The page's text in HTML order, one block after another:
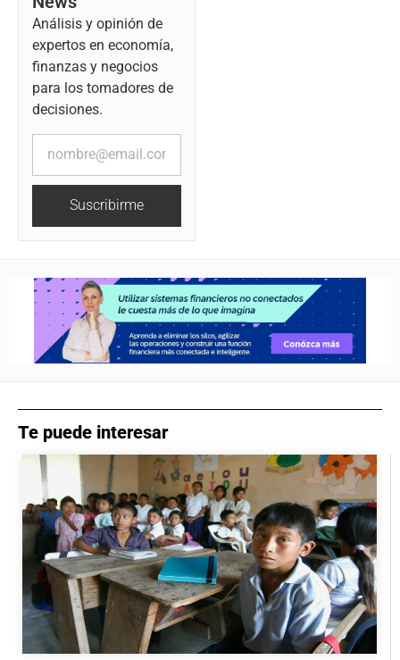
Análisis y opinión de
expertos en economía,
finanzas y negocios
para los tomadores de
decisiones.
Suscribirme
Te puede interesar